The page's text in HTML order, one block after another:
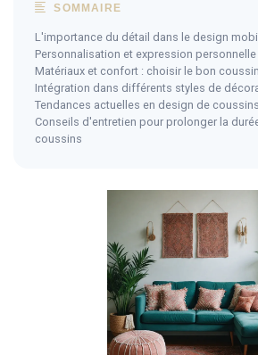
SOMMAIRE
L'importance du détail dans le design
Personnalisation et expression personnelle
Matériaux et confort : choisir le bon coussin
Intégration dans différents styles de
Tendances actuelles en design de coussins
Conseils d'entretien pour prolonger la
coussins